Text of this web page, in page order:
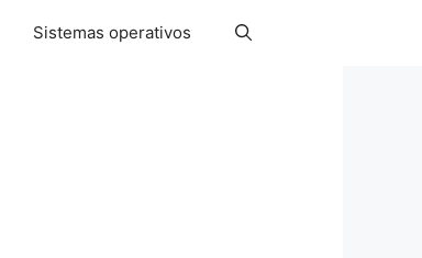
Sistemas operativos